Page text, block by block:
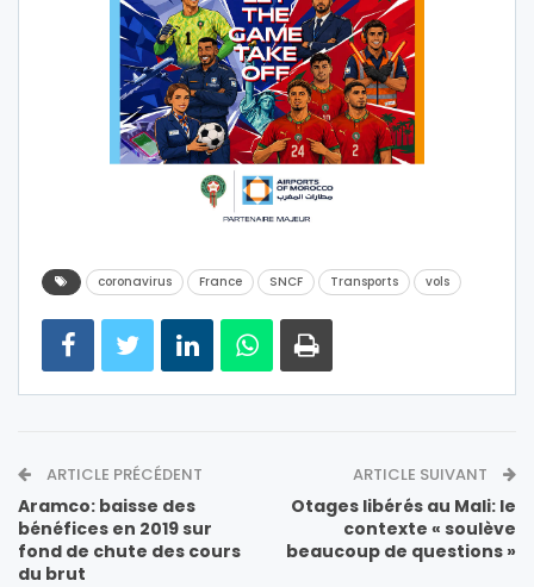
coronavirus France SNCF Transports vols
ARTICLE PRÉCÉDENT
Aramco: baisse des
bénéfices en 2019 sur
fond de chute des cours
du brut
ARTICLE SUIVANT
Otages libérés au Mali: le
contexte « soulève
beaucoup de questions »